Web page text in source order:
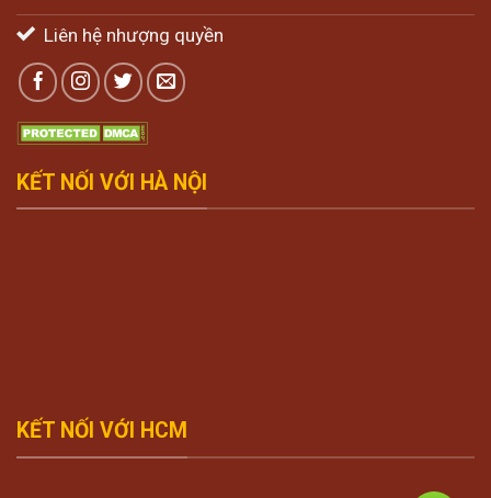
Liên hệ nhượng quyền
KẾT NỐI VỚI HÀ NỘI
KẾT NỐI VỚI HCM